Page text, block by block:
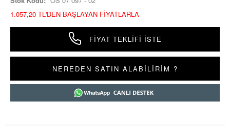
1.057,20 TL'DEN BAŞLAYAN FIYATLARLA
FIYAT TEKLIFI İSTE
NEREDEN SATIN ALABİLİRİM ?